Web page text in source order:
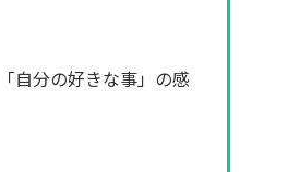
自分の好きな事」の感